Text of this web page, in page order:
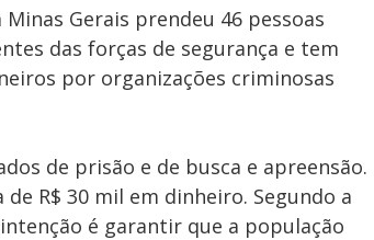
Assista à íntegra do Jornal da
Record | 07/08/2026
Gerais prendeu 46 pessoas
das forças de segurança e tem
por organizações criminosas
de prisão e de busca e apreensão.
R$ 30 mil em dinheiro. Segundo a
é garantir que a população